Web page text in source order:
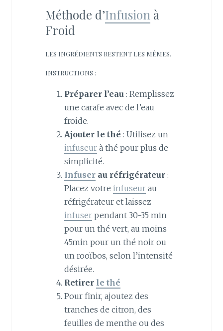
Méthode d’Infusion à
Froid
LES INGRÉDIENTS RESTENT LES MÊMES.
INSTRUCTIONS :
Préparer l’eau: Remplissez
une carafe avec de l’eau
froide.
Ajouter le thé : Utilisez un
infuseurà thé pour plus de
simplicité.
Infuserau réfrigérateur:
Placez votre infuseurau
réfrigérateur et laissez
infuserpendant 30-35 min
pour un thé vert, au moins
45min pour un thé noir ou
un rooïbos, selon l’intensité
désirée.
Retirer le thé
Pour finir, ajoutez des
tranches de citron, des
feuilles de menthe ou des